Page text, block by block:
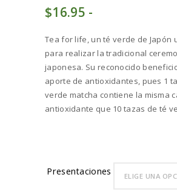
$16 95 -
precios:
desde
$169
5
hasta
Tea for life, un té verde de Japón
para realizar la tradicional
japonesa. Su reconocido
aporte de antioxidantes, pues 1
verde matcha contiene la misma
antioxidante que 10 tazas de té
Presentaciones